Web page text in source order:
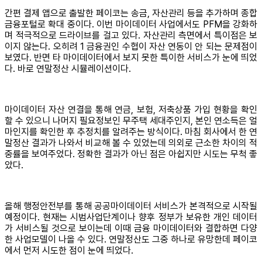
간편 결제 앱으로 출발한 페이코는 송금, 자산관리 등을 추가하며 종합
금융포털로 확대 중이다. 이번 마이데이터 사업에서도 PFM을 강화하
며 적극적으로 드라이브를 걸고 있다. 자산관리 측면에서 특이점은 보
이지 않는다. 오히려 1 금융권인 수협이 자산 연동이 안 되는 문제점이
보였다. 반면 타 마이데이터에서 보지 못한 특이한 서비스가 눈에 띄었
다. 바로 연말정산 시뮬레이션이다.
마이데이터 자산 연결을 통해 연금, 보험, 저축상품 가입 현황을 확인
할 수 있으니 나머지 필요정보인 무주택 세대주인지, 본인 연소득은 얼
마인지를 확인한 후 추정치를 알려주는 방식이다. 마침 회사에서 한 연
말정산 결과가 나와서 비교해 볼 수 있었는데 의외로 근소한 차이의 적
중률을 보여주었다. 정확한 결과가 아닌 점은 아쉽지만 시도는 무척 좋
았다.
올해 행정안전부를 통해 공공마이데이터 서비스가 본격적으로 시작될
예정이다. 현재는 시범사업단계이나 향후 정부가 보유한 개인 데이터
가 서비스될 것으로 보이는데 이때 금융 마이데이터와 결합하면 다양
한 사업모델이 나올 수 있다. 연말정산도 그중 하나로 유망한데 페이코
에서 먼저 시도한 점이 눈에 띄었다.